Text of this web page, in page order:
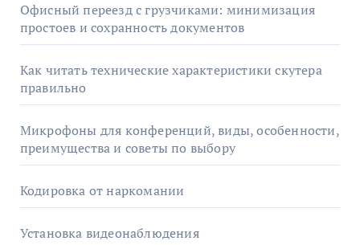
Офисный переезд с грузчиками: минимизация
простоев и сохранность документов
Как читать технические характеристики скутера
правильно
Микрофоны для конференций, виды, особенности,
преимущества и советы по выбору
Кодировка от наркомании
Установка видеонаблюдения